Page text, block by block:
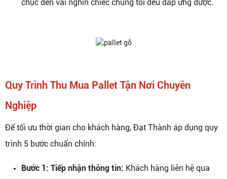
chục đến vài nghìn chiếc chúng tôi đều đáp ứng được.
Quy Trình Thu Mua Pallet Tận Nơi Chuyên
Nghiệp
Để tối ưu thời gian cho khách hàng, Đạt Thành áp dụng quy
trình 5 bước chuẩn chỉnh:
Bước 1: Tiếp nhận thông tin: Khách hàng liên hệ qua